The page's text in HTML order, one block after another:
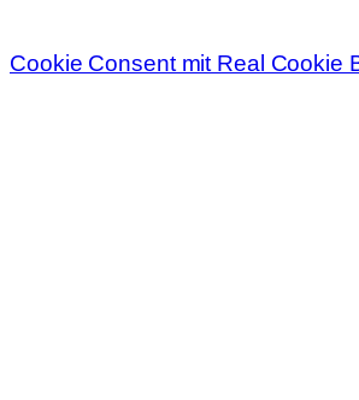
Cookie Consent mit Real Cookie